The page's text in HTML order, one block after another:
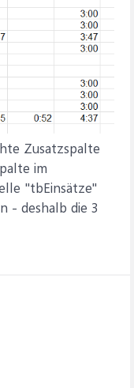
Zusatzspalte
im
"tbEinsätze"
- deshalb die 3